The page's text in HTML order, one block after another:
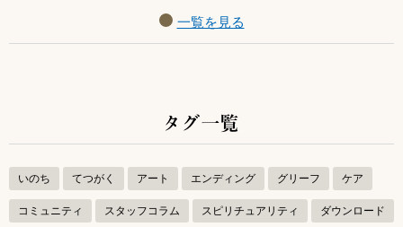
一覧を見る
タグ一覧
いのち てつがく アート エンディング グリーフ ケア
コミュニティ スタッフコラム スピリチュアリティ ダウンロード